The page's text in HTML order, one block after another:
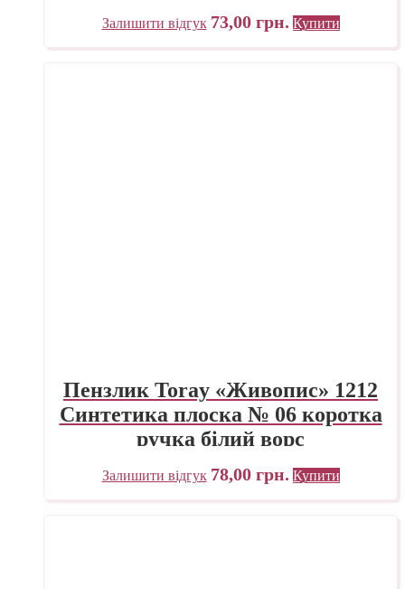
Залишити відгук 73,00 грн. Купити
Пензлик Toray «Живопис» 1212
Синтетика плоска № 06 коротка
ручка білий ворс
Залишити відгук 78,00 грн. Купити